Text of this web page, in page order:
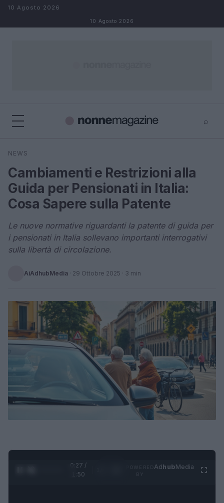
Salta al contenuto
10 Agosto 2026
10 Agosto 2026
⌕
Cerca
NEWS
Cambiamenti e Restrizioni alla
Guida per Pensionati in Italia:
Cosa Sapere sulla Patente
Le nuove normative riguardanti la patente di guida per
i pensionati in Italia sollevano importanti interrogativi
sulla libertà di circolazione.
AiAdhubMedia · 29 Ottobre 2025 · 3 min
0:28 /
1:50
AdhubMedia